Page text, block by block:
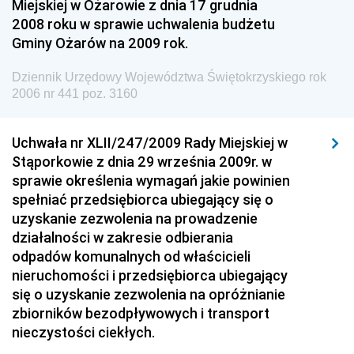
Dziennik Urzędowy Ministra Pracy i Polityki
Społecznej
Dziennik Urzędowy Urzędu Lotnictwa Cywilnego
Dziennik Urzędowy Ministerstwa Hutnictwa i
Przemysłu Maszynowego
Dziennik Urzędowy Ministerstwa Zdrowia i Opieki
Społecznej
Dziennik Urzędowy Ministerstwa Rolnictwa, Leśnictwa
i Gospodarki Żywnościowej
Dziennik Urzędowy Ministra Spraw Wewnętrznych
Dziennik Urzędowy Ministra Transportu, Budownictwa
i Gospodarki Morskiej
Miejskiej w Ożarowie z dnia 17 grudnia
2008 roku w sprawie uchwalenia budżetu
Gminy Ożarów na 2009 rok.
Dziennik Urzędowy Województwa Świętokrzyskiego rok
2006 nr 441 poz. 3160
Uchwała nr XLII/247/2009 Rady Miejskiej w
Stąporkowie z dnia 29 września 2009r. w
sprawie określenia wymagań jakie powinien
spełniać przedsiębiorca ubiegający się o
uzyskanie zezwolenia na prowadzenie
działalności w zakresie odbierania
odpadów komunalnych od właścicieli
nieruchomości i przedsiębiorca ubiegający
się o uzyskanie zezwolenia na opróżnianie
zbiorników bezodpływowych i transport
nieczystości ciekłych.